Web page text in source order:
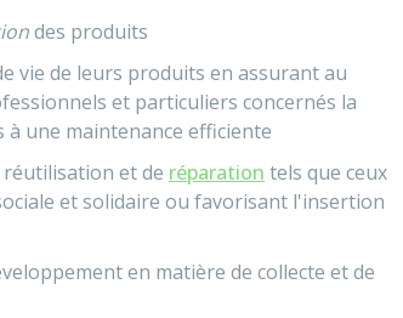
des produits
vie de leurs produits en assurant au
et particuliers concernés la
une maintenance efficiente
réutilisation et de réparation tels que ceux
et solidaire ou favorisant l'insertion
en matière de collecte et de